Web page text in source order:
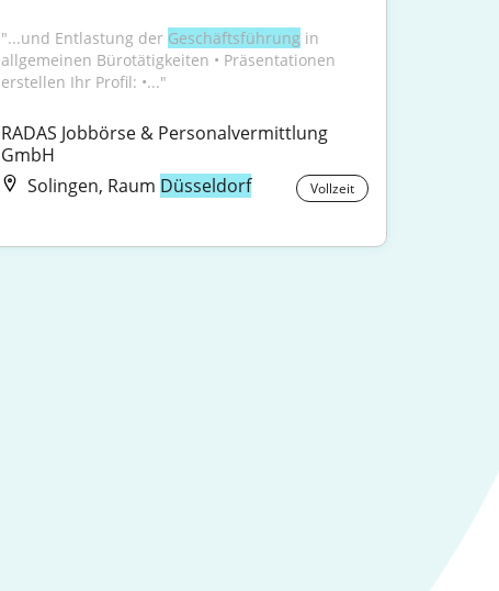
"...und Entlastung der Geschäftsführung in
allgemeinen Bürotätigkeiten • Präsentationen
erstellen Ihr Profil: •..."
RADAS Jobbörse & Personalvermittlung
GmbH
Solingen, Raum Düsseldorf Vollzeit